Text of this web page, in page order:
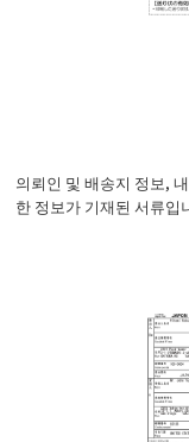
의뢰인 및 배송지 정보,
한 정보가 기재된 서류입